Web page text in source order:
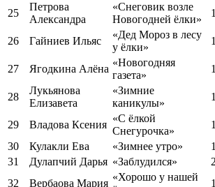
25
Петрова
Александра
«Снеговик возле
Новогодней ёлки»
26 Гайниев Ильяс
«Дед Мороз в лесу
у ёлки»
27 Ягодкина Алёна
«Новогодняя
газета»
28
Лукьянова
Елизавета
«Зимние
каникулы»
29 Владова Ксения
«С ёлкой
Снегурочка»
30
Кулакли Ева «Зимнее утро»
31
Дулапчий Дарья «Заблудился»
32
Вербаова Мария
«Хорошо у нашей